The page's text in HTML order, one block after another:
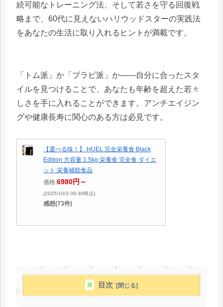
続可能なトレーニング法、そして若さを守る回復戦
略まで、60代に見えないハリウッドスターの実践法
をあなたの生活に取り入れるヒントが満載です。
「トム派」か「ブラピ派」か――自分に合ったスタ
イルを見つけることで、あなたも年齢を超えた若々
しさを手に入れることができます。アンチエイジン
グや健康長寿に関心のある方は必見です。
【選べる味！】 HUEL 完全栄養食 Black
Edition 大容量 1.5kg 栄養食 完全食 ダイエ
ット 栄養補助食品
価格:6980円～
(2025/10/3 09:30時点)
感想(73件)
目次